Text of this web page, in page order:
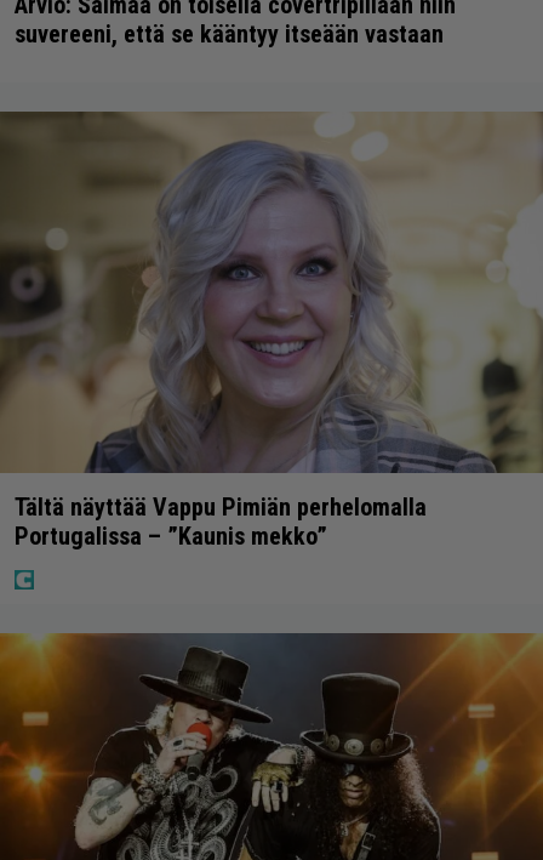
suvereeni, että se kääntyy itseään vastaan
Tältä näyttää Vappu Pimiän perhelomalla
Portugalissa – ”Kaunis mekko”